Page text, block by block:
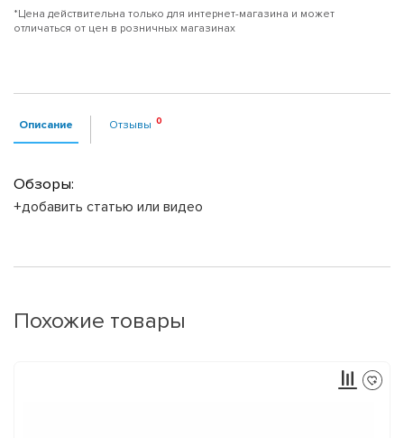
*Цена действительна только для интернет-магазина и может
отличаться от цен в розничных магазинах
Описание Отзывы
Обзоры:
+добавить статью или видео
Похожие товары